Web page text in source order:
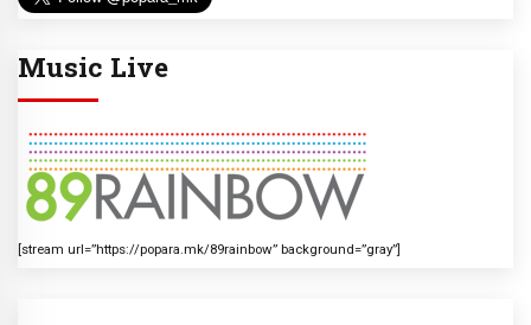
Music Live
[stream url=”https://popara.mk/89rainbow” background=”gray”]